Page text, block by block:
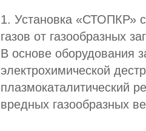
1. Установка «СТОПКР»
газов от газообразных
В основе оборудования
электрохимической
плазмокаталитический
вредных газообразных